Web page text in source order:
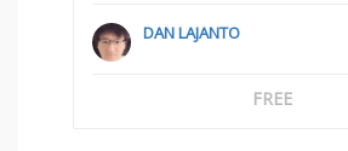
DAN LAJANTO
FREE